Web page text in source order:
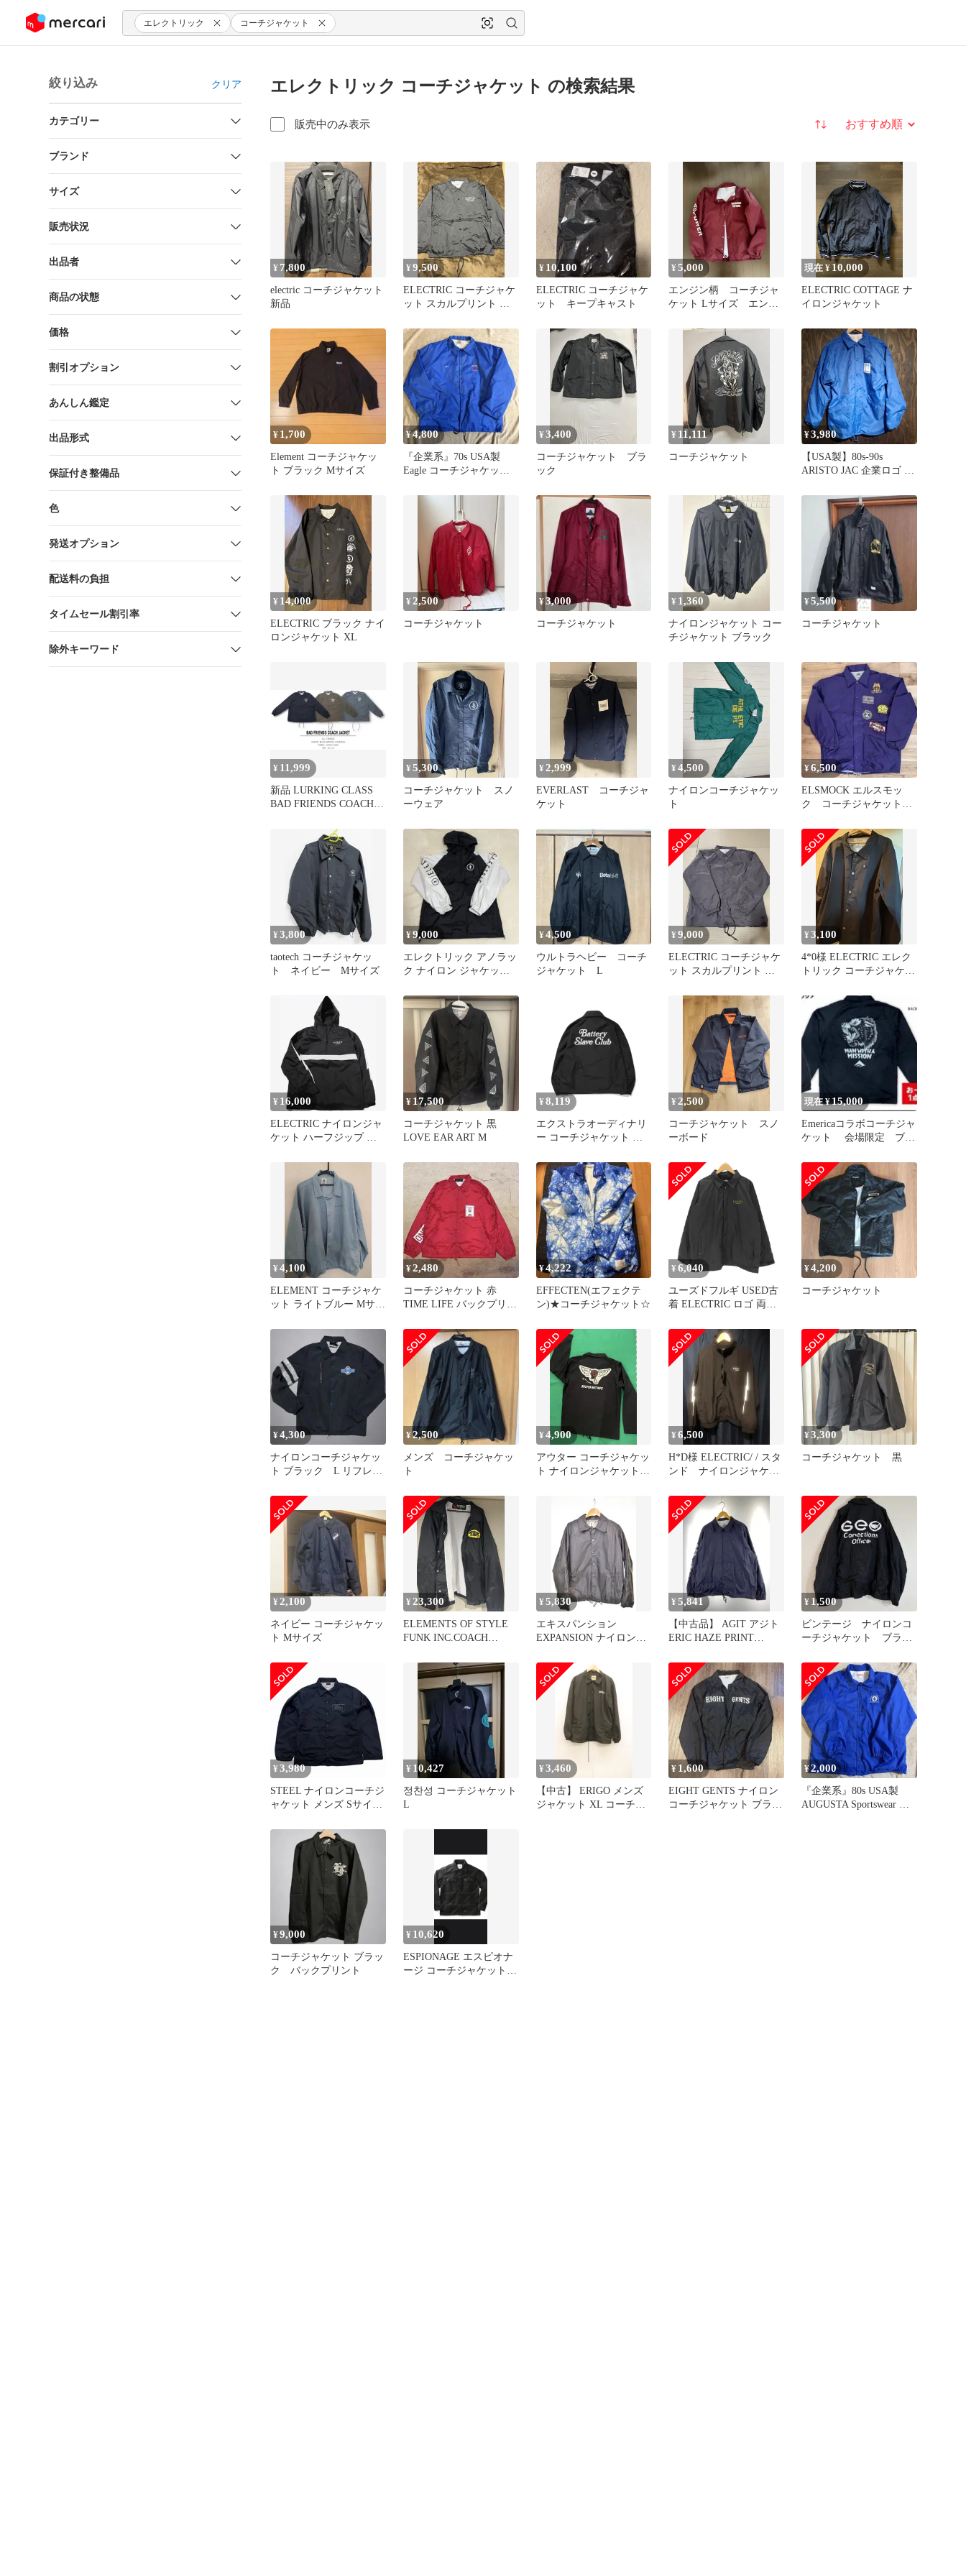
ツにスキップ エレクトリック コーチジャケット
絞り込み クリア
カテゴリー
ブランド
サイズ
販売状況
出品者
商品の状態
価格
割引オプション
あんしん鑑定
出品形式
保証付き整備品
色
発送オプション
配送料の負担
タイムセール割引率
除外キーワード
エレクトリック コーチジャケット の検索結果
販売中のみ表示 並び替え
¥ 7,800
electric コーチジャケット
新品
¥9,500
ELECTRIC コーチジャケ
ット スカルプリント 新
¥ 10,100
ELECTRIC コーチジャケ
ット キープキャスト
¥5,000
エンジン柄 コーチジャ
ケット Lサイズ エンジ
現在 ¥ 10,000
ELECTRIC COTTAGE ナ
イロンジャケット
¥ 1,700
Element コーチジャケッ
ト ブラック Mサイズ
¥4,800
『企業系』70s USA製
Eagle コーチジャケット
¥3,400
コーチジャケット ブラ
ック
¥ 11,111
コーチジャケット
¥3,980
【USA製】80s-90s
ARISTO JAC 企業ロゴ コ
ィンテージ アメリカ製
アリストジャック 裏起毛
¥ 14,000
ELECTRIC ブラック ナイ
ロンジャケット XL
¥ 2,500
コーチジャケット
¥3,000
コーチジャケット
¥ 1,360
ナイロンジャケット コー
チジャケット ブラック
¥5,500
コーチジャケット
¥ 11,999
新品 LURKING CLASS
BAD FRIENDS COACH
ス コーチジャケット
¥5,300
コーチジャケット スノ
ーウェア
¥ 2,999
EVERLAST コーチジャ
ケット
¥4,500
ナイロンコーチジャケッ
ト
¥6,500
ELSMOCK エルスモッ
ク コーチジャケット
¥3,800
taotech コーチジャケッ
ト ネイビー Mサイズ
¥9,000
エレクトリック アノラッ
ク ナイロン ジャケット
¥4,500
ウルトラヘビー コーチ
ジャケット L
¥9,000
ELECTRIC コーチジャケ
ット スカルプリント 新
¥3,100
4*0様 ELECTRIC エレク
トリック コーチジャケッ
¥ 16,000
ELECTRIC ナイロンジャ
ケット ハーフジップ ブ
¥ 17,500
コーチジャケット 黒
LOVE EAR ART M
¥ 8,119
エクストラオーディナリ
ー コーチジャケット ブ
¥ 2,500
コーチジャケット スノ
ーボード
現在 ¥15,000
Emericaコラボコーチジャ
ケット 会場限定 ブラ
¥4,100
ELEMENT コーチジャケ
ット ライトブルー Mサイ
¥2,480
コーチジャケット 赤
TIME LIFE バックプリン
¥4,222
EFFECTEN(エフェクテ
ン)★コーチジャケット☆
¥ 6,040
ユーズドフルギ USED古
着 ELECTRIC ロゴ 両面
ロン コーチ ジャケット
裾ドローコード メンズ
JPN：L
¥4,200
コーチジャケット
¥4,300
ナイロンコーチジャケッ
ト ブラック L リフレク
¥2,500
メンズ コーチジャケッ
ト
¥4,900
アウター コーチジャケッ
ト ナイロンジャケット
¥6,500
H*D様 ELECTRIC/ / スタ
ンド ナイロンジャケッ
¥3,300
コーチジャケット 黒
¥ 2,100
ネイビー コーチジャケッ
ト Mサイズ
¥ 23,300
ELEMENTS OF STYLE
FUNK INC.COACH
¥5,830
エキスパンション
EXPANSION ナイロンジ
ト ジャケット ブラック
103MT-3893
¥5,841
【中古品】 AGIT アジト
ERIC HAZE PRINT
ク ヘイズ プリント コー
チジャケット メンズ ア
ウター 【142-260322-em-
23-min】
¥ 1,500
ビンテージ ナイロンコ
ーチジャケット ブラッ
¥3,980
STEEL ナイロンコーチジ
ャケット メンズ Sサイズ
ット 黒 背ロゴ
¥ 10,427
정찬성 コーチジャケット
L
¥3,460
【中古】 ERIGO メンズ
ジャケット XL コーチジ
¥ 1,600
EIGHT GENTS ナイロン
コーチジャケット ブラッ
¥2,000
『企業系』80s USA製
AUGUSTA Sportswear コ
¥9,000
コーチジャケット ブラッ
ク バックプリント
¥ 10,620
ESPIONAGE エスピオナ
ージ コーチジャケット